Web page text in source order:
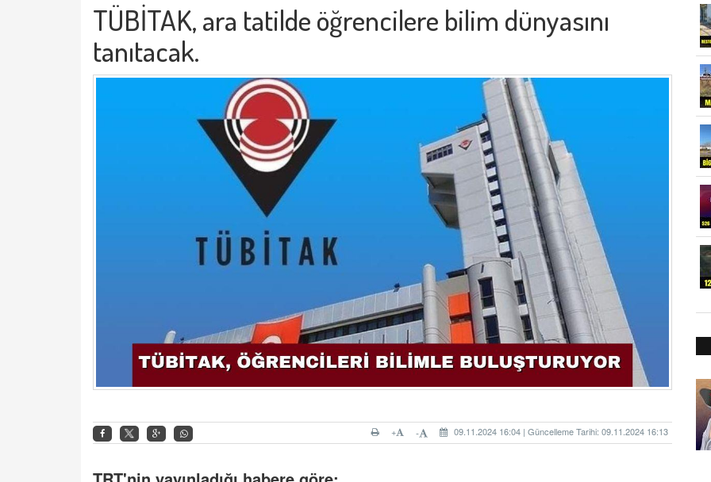
TÜBİTAK, ara tatilde öğrencilere bilim dünyasını
tanıtacak.
09.11.2024 16:04 | Güncelleme Tarihi: 09.11.2024 16:13
-
+